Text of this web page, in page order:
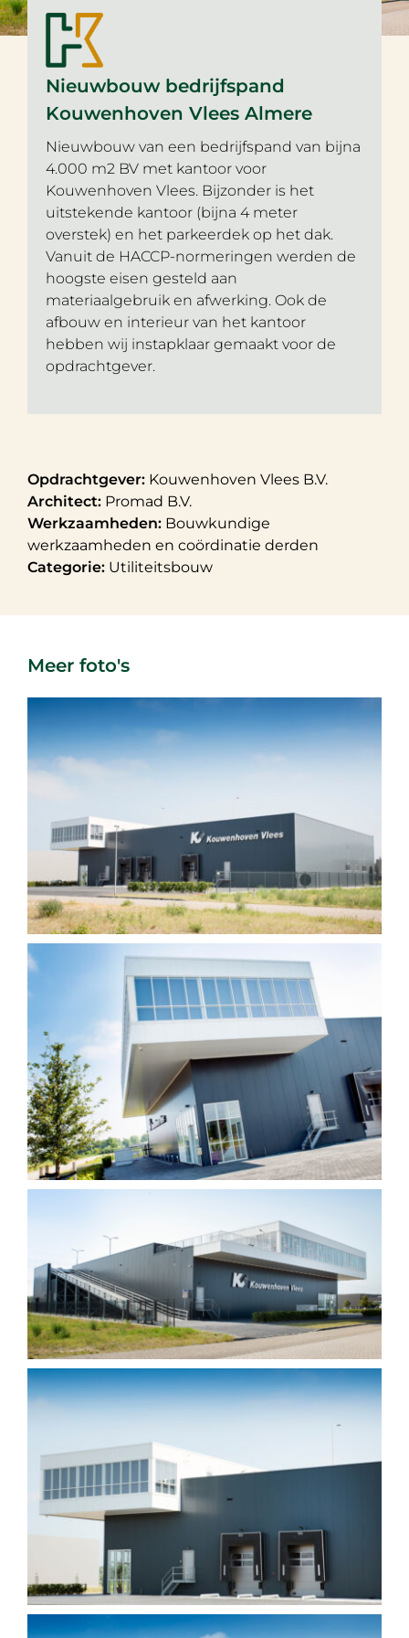
Nieuwbouw bedrijfspand
Kouwenhoven Vlees Almere
Nieuwbouw van een bedrijfspand van bijna
4.000 m2 BV met kantoor voor
Kouwenhoven Vlees. Bijzonder is het
uitstekende kantoor (bijna 4 meter
overstek) en het parkeerdek op het dak.
Vanuit de HACCP-normeringen werden de
hoogste eisen gesteld aan
materiaalgebruik en afwerking. Ook de
afbouw en interieur van het kantoor
hebben wij instapklaar gemaakt voor de
opdrachtgever.
Opdrachtgever:Kouwenhoven Vlees B.V.
Architect:Promad B.V.
Werkzaamheden:Bouwkundige
werkzaamheden en coördinatie derden
Categorie:Utiliteitsbouw
Meer foto's